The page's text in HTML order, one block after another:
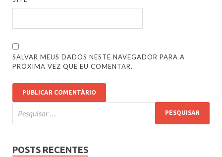
SALVAR MEUS DADOS NESTE NAVEGADOR PARA A
PRÓXIMA VEZ QUE EU COMENTAR.
POSTS RECENTES